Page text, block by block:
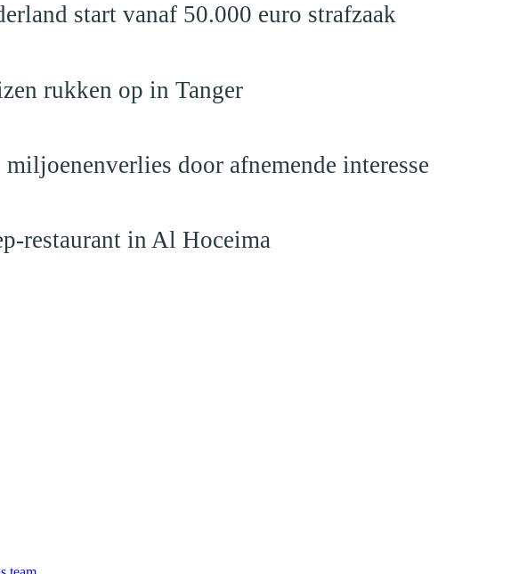
start vanaf 50.000 euro strafzaak
rukken op in Tanger
door afnemende interesse
restaurant in Al Hoceima